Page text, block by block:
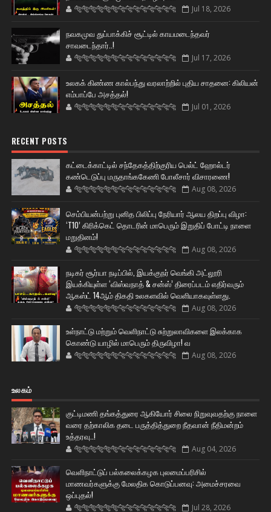
🐅🐅🐅🐅🐅🐅🐆🐆🐆🐆🐆🐆🐆🐆 Jul 18, 2026
நவகமுவ துப்பாக்கிச் சூட்டில் காயமடைந்தவர்
சாவடைந்தார்..!
🐅🐅🐅🐅🐅🐅🐆🐆🐆🐆🐆🐆🐆🐆 Jul 17, 2026
உலகக் கிண்ண கால்பந்து வரலாற்றில் புதிய சாதனை: கிலியன்
எம்பாப்பே அசத்தல்!
🐅🐅🐅🐅🐅🐅🐆🐆🐆🐆🐆🐆🐆🐆 Jul 01, 2026
RECENT POSTS
கட்டைக்காட்டில் சந்தேகத்திற்குரிய பெல்ட் ஹோல்டர்
கண்டெடுப்பு மருதாங்ககேணி போலீசார் விசாரணை!
🐅🐅🐅🐅🐅🐅🐆🐆🐆🐆🐆🐆🐆🐆 Aug 08, 2026
செம்பியன்பற்று புனித பிலிப்பு நேரியார் ஆலய திறப்பு விழா:
‘T10’ கிரிக்கெட் தொடரின் மாபெரும் இறுதிப் போட்டி நாளை
மறுதினம்!
🐅🐅🐅🐅🐅🐅🐆🐆🐆🐆🐆🐆🐆🐆 Aug 08, 2026
நடிகர் சூர்யா நடிப்பில், இயக்குநர் வெங்கி அட்லூரி
இயக்கியுள்ள ‘விஸ்வநாத் & சன்ஸ்’ திரைப்படம் எதிர்வரும்
ஆகஸ்ட் 14ஆம் திகதி உலகளவில் வெளியாகவுள்ளது.
🐅🐅🐅🐅🐅🐅🐆🐆🐆🐆🐆🐆🐆🐆 Aug 08, 2026
உள்நாட்டு மற்றும் வெளிநாட்டு சுற்றுலாவிகளை இலக்காக
கொண்டு யாழில் மாபெரும் திருவிழா! வ
🐅🐅🐅🐅🐅🐅🐆🐆🐆🐆🐆🐆🐆🐆 Aug 08, 2026
உலகம்
குட்டிமணி தங்கத்துரை ஆகியோர் சிலை நிறுவுவதற்கு நாளை
வரை தற்காலிக தடை பருத்தித்துறை நீதவான் நீதிமன்றம்
உத்தரவு..!
🐅🐅🐅🐅🐅🐅🐆🐆🐆🐆🐆🐆🐆🐆 Aug 04, 2026
வெளிநாட்டுப் பல்கலைக்கழக புலமைப்பரிசில்
மாணவர்களுக்கு மேலதிக கொடுப்பனவு: அமைச்சரவை
ஒப்புதல்!
🐅🐅🐅🐅🐅🐅🐆🐆🐆🐆🐆🐆🐆🐆 Jul 28, 2026